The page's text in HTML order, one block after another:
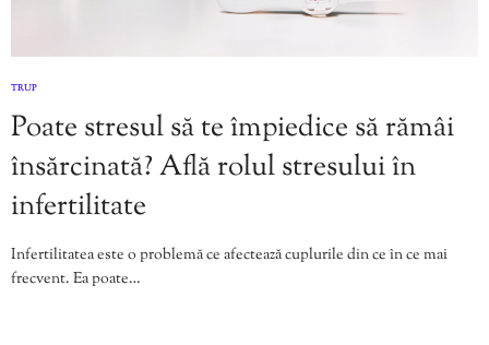
TRUP
Poate stresul să te împiedice să rămâi
însărcinată? Află rolul stresului în
infertilitate
Infertilitatea este o problemă ce afectează cuplurile din ce în ce mai
frecvent. Ea poate…